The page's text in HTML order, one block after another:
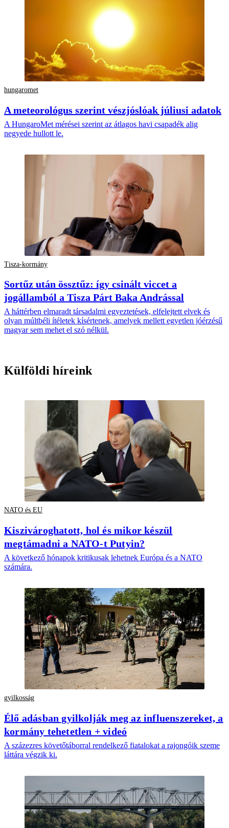
hungaromet
A meteorológus szerint vészjóslóak júliusi adatok
A HungaroMet mérései szerint az átlagos havi csapadék alig
negyede hullott le.
Tisza-kormány
Sortűz után össztűz: így csinált viccet a
jogállamból a Tisza Párt Baka Andrással
A háttérben elmaradt társadalmi egyeztetések, elfelejtett elvek és
olyan múltbéli ítéletek kísértenek, amelyek mellett egyetlen jóérzésű
magyar sem mehet el szó nélkül.
Külföldi híreink
NATO és EU
Kiszivároghatott, hol és mikor készül
megtámadni a NATO-t Putyin?
A következő hónapok kritikusak lehetnek Európa és a NATO
számára.
gyilkosság
Élő adásban gyilkolják meg az influenszereket, a
kormány tehetetlen + videó
A százezres követőtáborral rendelkező fiatalokat a rajongóik szeme
láttára végzik ki.